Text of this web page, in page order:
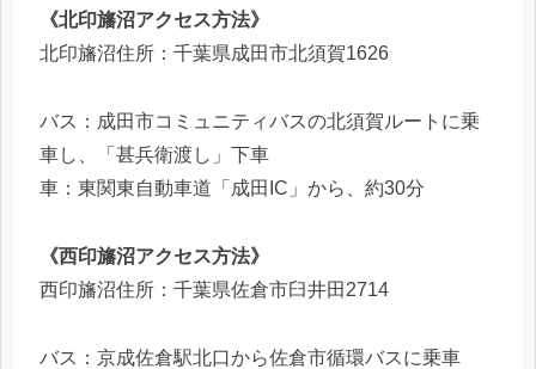
《北印旛沼アクセス方法》
北印旛沼住所：千葉県成田市北須賀1626
バス：成田市コミュニティバスの北須賀ルートに乗
車し、「甚兵衛渡し」下車
車：東関東自動車道「成田IC」から、約30分
《西印旛沼アクセス方法》
西印旛沼住所：千葉県佐倉市臼井田2714
バス：京成佐倉駅北口から佐倉市循環バスに乗車